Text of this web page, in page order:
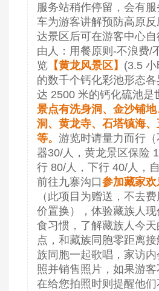
服务站稍作停留，会有
车为游客讲解预防高原反
达景区后可在游客中心
由人：用餐原则-不浪费/
览 【黄龙风景区】 (3.5
的数千个钙化彩池形态
达 2500 米的钙化硫池是
景点有洗身洞、金沙铺
洞、黄龙寺、石塔镇海
等。 游览时请量力而行
器30/人，黄龙景区保险
行 80/人，下行 40/人，
前往九寨沟口参加藏家
（此项目为赠送，不去
价置换），体验藏族人
食习惯，了解藏族人今
点，和藏族同胞零距离
族同胞一起歌唱，家访
照并销售照片，如果游
在给您拍照时则提醒他